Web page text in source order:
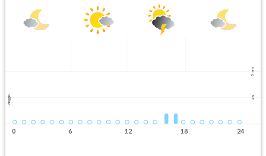
5 mm
2.5
Pioggia
0 6 12 18 24